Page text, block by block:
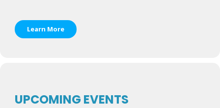
Learn More
UPCOMING EVENTS